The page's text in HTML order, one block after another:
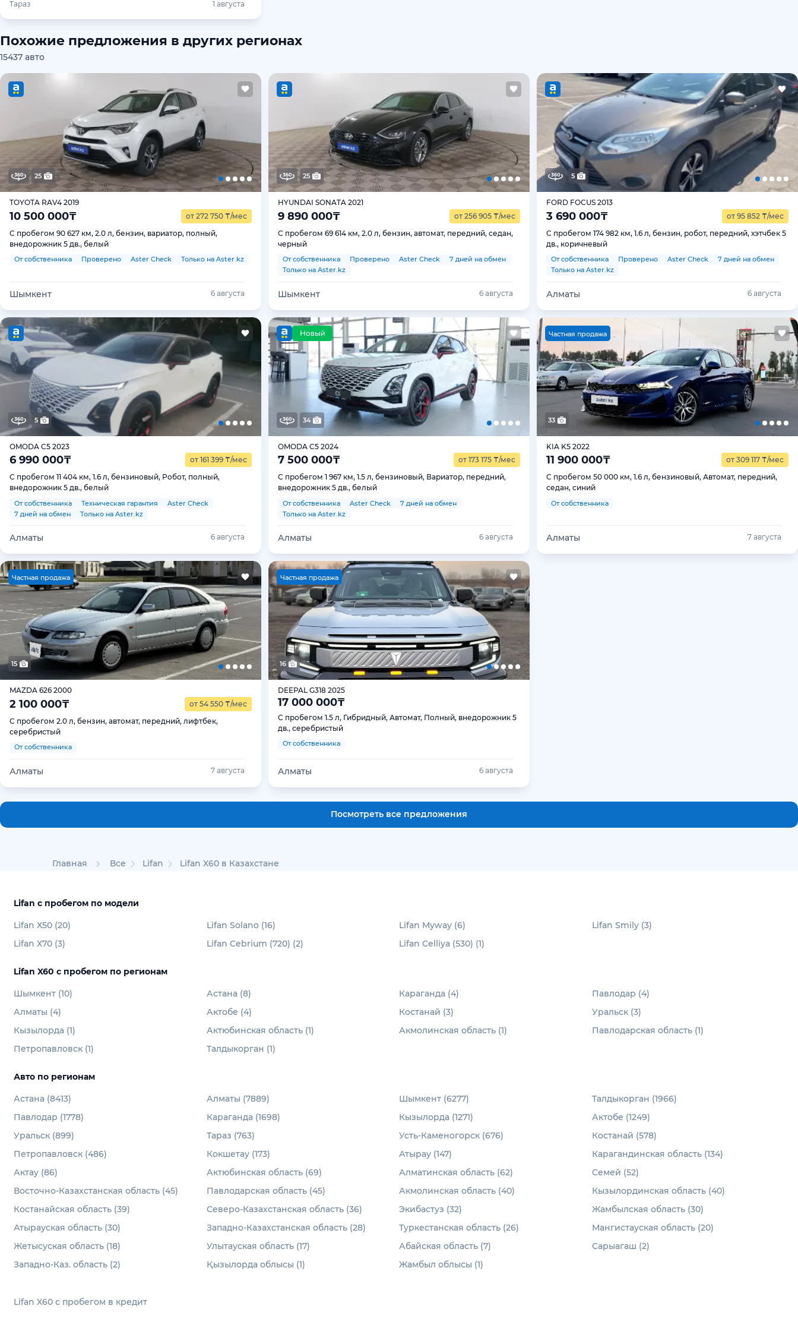
Тараз 1 августа
Похожие предложения в других регионах
15437 авто
25
TOYOTA RAV4 2019
10 500 000₸ от 272 750 ₸/мес
С пробегом 90 627 км, 2.0 л, бензин, вариатор, полный,
внедорожник 5 дв., белый
От собственника Проверено Aster Check Только на Aster.kz
Шымкент 6 августа
25
HYUNDAI SONATA 2021
9 890 000₸ от 256 905 ₸/мес
С пробегом 69 614 км, 2.0 л, бензин, автомат, передний, седан,
черный
От собственника Проверено Aster Check
7 дней на обмен
Только на Aster.kz
Шымкент 6 августа
5
FORD FOCUS 2013
3 690 000₸ от 95 852 ₸/мес
С пробегом 174 982 км, 1.6 л, бензин, робот, передний, хэтчбек 5
дв., коричневый
От собственника Проверено Aster Check
7 дней на обмен
Только на Aster.kz
Алматы 6 августа
5
OMODA C5 2023
6 990 000₸ от 161 399 ₸/мес
С пробегом 11 404 км, 1.6 л, бензиновый, Робот, полный,
внедорожник 5 дв., белый
От собственника Техническая гарантия
Aster Check
7 дней на обмен
Только на Aster.kz
Алматы 6 августа
34
OMODA C5 2024
7 500 000₸ от 173 175 ₸/мес
С пробегом 1 967 км, 1.5 л, бензиновый, Вариатор, передний,
внедорожник 5 дв., белый
От собственника Aster Check
7 дней на обмен
Только на Aster.kz
Алматы 6 августа
Частная продажа
33
KIA K5 2022
11 900 000₸ от 309 117 ₸/мес
С пробегом 50 000 км, 1.6 л, бензиновый, Автомат, передний,
седан, синий
От собственника
Алматы 7 августа
Частная продажа
15
MAZDA 626 2000
2 100 000₸ от 54 550 ₸/мес
С пробегом 2.0 л, бензин, автомат, передний, лифтбек,
серебристый
От собственника
Алматы 7 августа
Частная продажа
16
DEEPAL G318 2025
17 000 000₸
С пробегом 1.5 л, Гибридный, Автомат, Полный, внедорожник 5
дв., серебристый
От собственника
Алматы 6 августа
Посмотреть все предложения
Главная Все Lifan Lifan X60 в Казахстане
Lifan с пробегом по модели
Lifan X50 (20) Lifan Solano (16) Lifan Myway (6)
Lifan Smily (3)
Lifan X70 (3)
Lifan Cebrium (720) (2) Lifan Celliya (530) (1)
Lifan X60 с пробегом по регионам
Шымкент (10) Астана (8) Караганда (4)
Павлодар (4)
Алматы (4)
Актобе (4) Костанай (3)
Уральск (3)
Кызылорда (1)
Актюбинская область (1) Акмолинская область (1)
Павлодарская область (1)
Петропавловск (1)
Талдыкорган (1)
Авто по регионам
Астана (8413) Алматы (7889) Шымкент (6277)
Талдыкорган (1966)
Павлодар (1778)
Караганда (1698) Кызылорда (1271)
Актобе (1249)
Уральск (899)
Тараз (763) Усть-Каменогорск (676)
Костанай (578)
Петропавловск (486)
Кокшетау (173) Атырау (147)
Карагандинская область (134)
Актау (86)
Актюбинская область (69) Алматинская область (62)
Семей (52)
Восточно-Казахстанская область (45)
Павлодарская область (45) Акмолинская область (40)
Кызылординская область (40)
Костанайская область (39)
Северо-Казахстанская область (36) Экибастуз (32)
Жамбылская область (30)
Атырауская область (30)
Западно-Казахстанская область (28) Туркестанская область (26)
Мангистауская область (20)
Жетысуская область (18)
Улытауская область (17) Абайская область (7)
Сарыагаш (2)
Западно-Каз. область (2)
Қызылорда облысы (1) Жамбыл облысы (1)
Lifan X60 с пробегом в кредит